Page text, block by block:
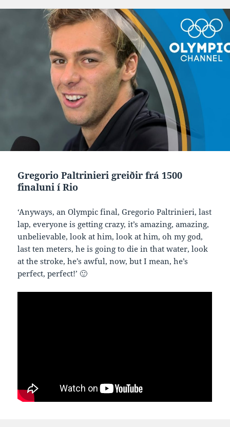
Gregorio Paltrinieri greiðir frá 1500
finaluni í Rio
‘Anyways, an Olympic final, Gregorio Paltrinieri, last
lap, everyone is getting crazy, it’s amazing, amazing,
unbelievable, look at him, look at him, oh my god,
last ten meters, he is going to die in that water, look
at the stroke, he’s awful, now, but I mean, he’s
perfect, perfect!’ 🙂